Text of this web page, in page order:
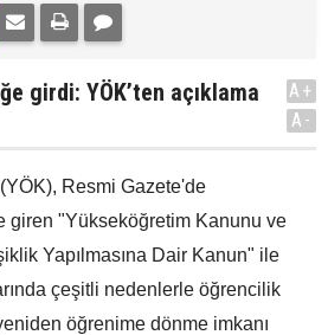
girdi: YÖK’ten açıklama
A+
A-
Resmi Gazete'de
giren "Yükseköğretim Kanunu ve
Yapılmasına Dair Kanun" ile
çeşitli nedenlerle öğrencilik
öğrenime dönme imkanı